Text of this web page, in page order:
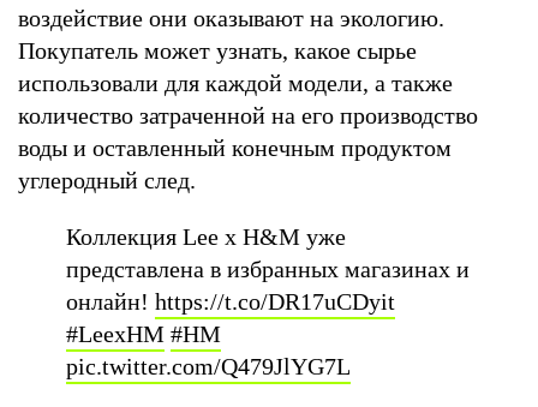
воздействие они оказывают на экологию.
Покупатель может узнать, какое сырье
использовали для каждой модели, а также
количество затраченной на его производство
воды и оставленный конечным продуктом
углеродный след.
Коллекция Lee x H&M уже
представлена в избранных магазинах и
онлайн! https://t.co/DR17uCDyit
#LeexHM #HM
pic.twitter.com/Q479JlYG7L